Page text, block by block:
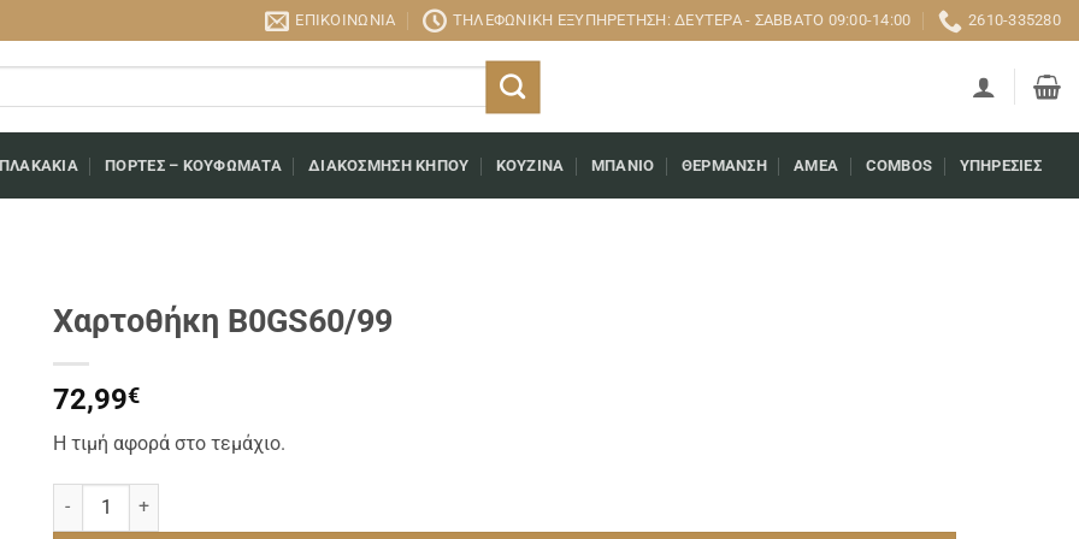
ΕΠΙΚΟΙΝΩΝΊΑ ΤΗΛΕΦΩΝΙΚΉ ΕΞΥΠΗΡΈΤΗΣΗ: ΔΕΥΤΈΡΑ - ΣΆΒΒΑΤΟ 09:00-14:00 2610-335280
ΠΌΡΤΕΣ – ΚΟΥΦΏΜΑΤΑ ΔΙΑΚΌΣΜΗΣΗ ΚΉΠΟΥ ΚΟΥΖΊΝΑ ΜΠΆΝΙΟ ΘΈΡΜΑΝΣΗ AMEA COMBOS ΥΠΗΡΕΣΊΕΣ
Χαρτοθήκη B0GS60/99
72,99€
Η τιμή αφορά στο τεμάχιο.
Χαρτοθήκη B0GS60/99 ποσότητα